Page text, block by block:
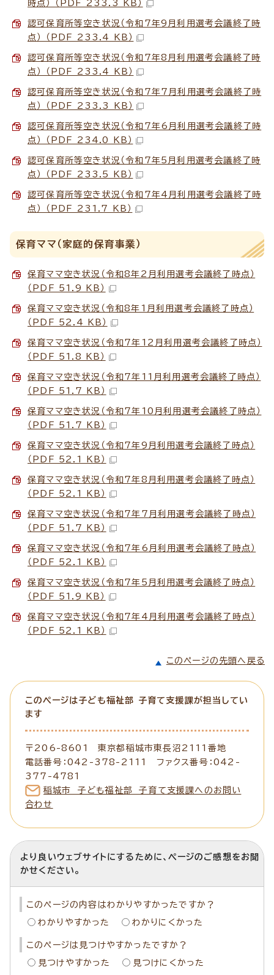
時点） （PDF 233.3 KB）
認可保育所等空き状況（令和7年9月利用選考会議終了時
点） （PDF 233.4 KB）
認可保育所等空き状況（令和7年8月利用選考会議終了時
点） （PDF 233.4 KB）
認可保育所等空き状況（令和7年7月利用選考会議終了時
点） （PDF 233.3 KB）
認可保育所等空き状況（令和7年6月利用選考会議終了時
点） （PDF 234.0 KB）
認可保育所等空き状況（令和7年5月利用選考会議終了時
点） （PDF 233.5 KB）
認可保育所等空き状況（令和7年4月利用選考会議終了時
点） （PDF 231.7 KB）
保育ママ（家庭的保育事業）
保育ママ空き状況（令和8年2月利用選考会議終了時点）
（PDF 51.9 KB）
保育ママ空き状況（令和8年1月利用選考会議終了時点）
（PDF 52.4 KB）
保育ママ空き状況（令和7年12月利用選考会議終了時点）
（PDF 51.8 KB）
保育ママ空き状況（令和7年11月利用選考会議終了時点）
（PDF 51.7 KB）
保育ママ空き状況（令和7年10月利用選考会議終了時点）
（PDF 51.7 KB）
保育ママ空き状況（令和7年9月利用選考会議終了時点）
（PDF 52.1 KB）
保育ママ空き状況（令和7年8月利用選考会議終了時点）
（PDF 52.1 KB）
保育ママ空き状況（令和7年7月利用選考会議終了時点）
（PDF 51.7 KB）
保育ママ空き状況（令和7年6月利用選考会議終了時点）
（PDF 52.1 KB）
保育ママ空き状況（令和7年5月利用選考会議終了時点）
（PDF 51.9 KB）
保育ママ空き状況（令和7年4月利用選考会議終了時点）
（PDF 52.1 KB）
このページの先頭へ戻る
このページは子ども福祉部 子育て支援課が担当してい
ます
〒206-8601 東京都稲城市東長沼2111番地
電話番号：042-378-2111 ファクス番号：042-
377-4781
稲城市 子ども福祉部 子育て支援課へのお問い
合わせ
より良いウェブサイトにするために、ページのご感想をお聞
かせください。
このページの内容はわかりやすかったですか？
わかりやすかった わかりにくかった
このページは見つけやすかったですか？
見つけやすかった 見つけにくかった